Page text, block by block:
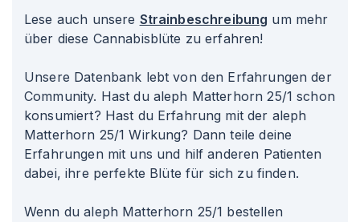
Lese auch unsere Strainbeschreibung um mehr
über diese Cannabisblüte zu erfahren!
Unsere Datenbank lebt von den Erfahrungen der
Community. Hast du aleph Matterhorn 25/1 schon
konsumiert? Hast du Erfahrung mit der aleph
Matterhorn 25/1 Wirkung? Dann teile deine
Erfahrungen mit uns und hilf anderen Patienten
dabei, ihre perfekte Blüte für sich zu finden.
Wenn du aleph Matterhorn 25/1 bestellen